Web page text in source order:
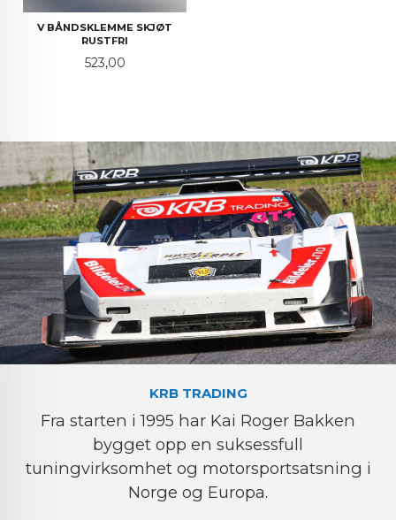
V BÅNDSKLEMME SKJØT
RUSTFRI
Pris
523,00
KRB TRADING
Fra starten i 1995 har Kai Roger Bakken
bygget opp en suksessfull
tuningvirksomhet og motorsportsatsning i
Norge og Europa.